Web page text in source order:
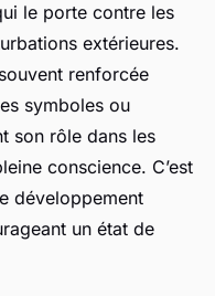
le porte contre les
extérieures.
renforcée
symboles ou
son rôle dans les
conscience. C’est
développement
un état de